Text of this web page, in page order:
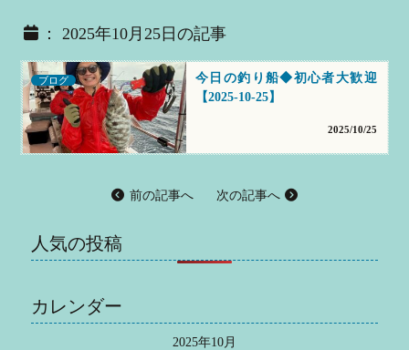
： 2025年10月25日の記事
ブログ
今日の釣り船◆初心者大歓迎
【2025-10-25】
2025/10/25
前の記事へ 次の記事へ
人気の投稿
カレンダー
2025年10月